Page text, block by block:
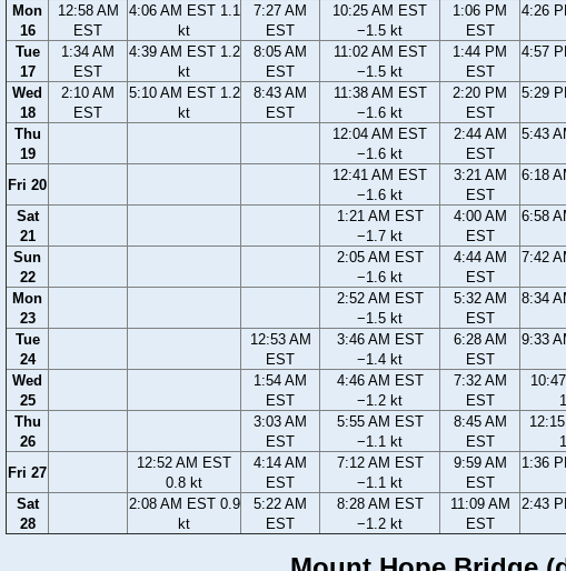
Mon
16
12:58 AM
EST
4:06 AM EST 1.1
kt
7:27 AM
EST
10:25 AM EST
−1.5 kt
1:06 PM
EST
4:26
Tue
17
1:34 AM
EST
4:39 AM EST 1.2
kt
8:05 AM
EST
11:02 AM EST
−1.5 kt
1:44 PM
EST
4:57
Wed
18
2:10 AM
EST
5:10 AM EST 1.2
kt
8:43 AM
EST
11:38 AM EST
−1.6 kt
2:20 PM
EST
5:29
Thu
19
12:04 AM EST
−1.6 kt
2:44 AM
EST
5:43
Fri 20
12:41 AM EST
−1.6 kt
3:21 AM
EST
6:18
Sat
21
1:21 AM EST
−1.7 kt
4:00 AM
EST
6:58
Sun
22
2:05 AM EST
−1.6 kt
4:44 AM
EST
7:42
Mon
23
2:52 AM EST
−1.5 kt
5:32 AM
EST
8:34
Tue
24
12:53 AM
EST
3:46 AM EST
−1.4 kt
6:28 AM
EST
9:33
Wed
25
1:54 AM
EST
4:46 AM EST
−1.2 kt
7:32 AM
EST
Thu
26
3:03 AM
EST
5:55 AM EST
−1.1 kt
8:45 AM
EST
Fri 27
12:52 AM EST
0.8 kt
4:14 AM
EST
7:12 AM EST
−1.1 kt
9:59 AM
EST
1:36
Sat
28
2:08 AM EST 0.9
kt
5:22 AM
EST
8:28 AM EST
−1.2 kt
11:09 AM
EST
2:43